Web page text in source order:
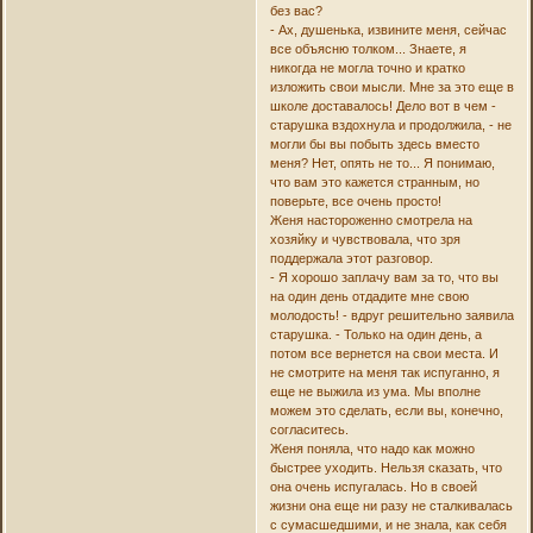
без вас?
- Ах, душенька, извините меня, сейчас
все объясню толком... Знаете, я
никогда не могла точно и кратко
изложить свои мысли. Мне за это еще в
школе доставалось! Дело вот в чем -
старушка вздохнула и продолжила, - не
могли бы вы побыть здесь вместо
меня? Нет, опять не то... Я понимаю,
что вам это кажется странным, но
поверьте, все очень просто!
Женя настороженно смотрела на
хозяйку и чувствовала, что зря
поддержала этот разговор.
- Я хорошо заплачу вам за то, что вы
на один день отдадите мне свою
молодость! - вдруг решительно заявила
старушка. - Только на один день, а
потом все вернется на свои места. И
не смотрите на меня так испуганно, я
еще не выжила из ума. Мы вполне
можем это сделать, если вы, конечно,
согласитесь.
Женя поняла, что надо как можно
быстрее уходить. Нельзя сказать, что
она очень испугалась. Но в своей
жизни она еще ни разу не сталкивалась
с сумасшедшими, и не знала, как себя